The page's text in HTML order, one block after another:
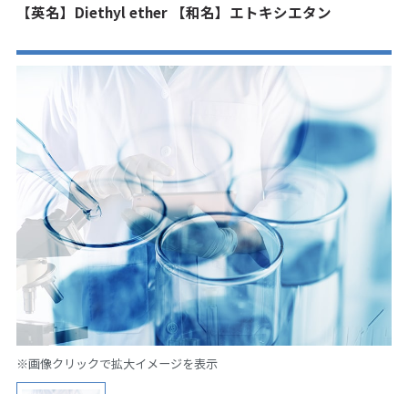
【英名】Diethyl ether 【和名】エトキシエタン
※画像クリックで拡大イメージを表示